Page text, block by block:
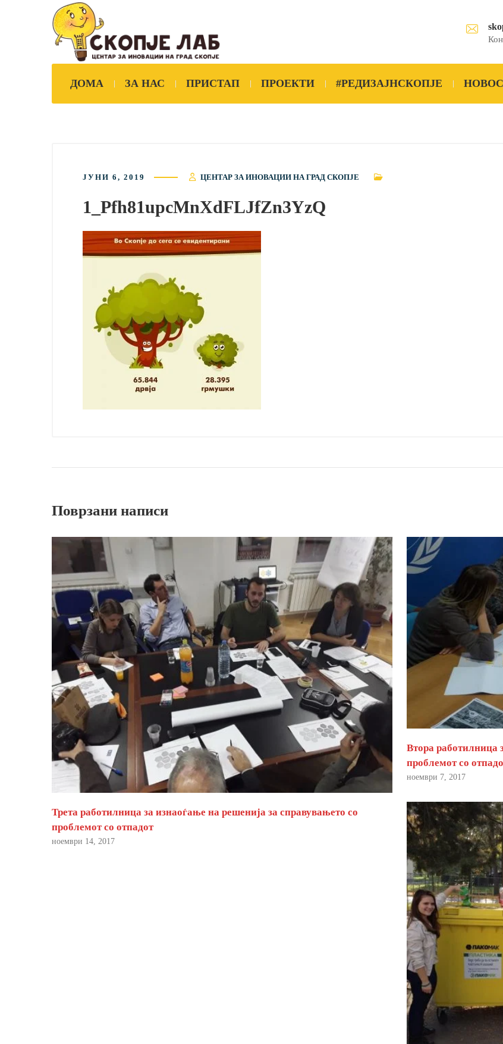
ДОМА ЗА НАС ПРИСТАП ПРОЕКТИ #РЕДИЗАЈНСКОПЈЕ
ЈУНИ 6, 2019 ЦЕНТАР ЗА ИНОВАЦИИ НА ГРАД СКОПЈЕ
1_Pfh81upcMnXdFLJfZn3YzQ
Поврзани написи
Трета работилница за изнаоѓање на решенија за справувањето со
проблемот со отпадот
ноември 14, 2017
Втора работилница
проблемот со
ноември 7, 2017